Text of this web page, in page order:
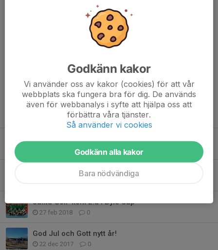
Alla gedigna åskådare som tog sig ner till Enstaberga
GoIF lördagen den 7/5 tyckte nog denna match var riktigt härlig
med det fina vädret som vi hade,...
Läs mer
Virtuella biljetter
0
Start av fotbollsskola och nya lag!
Julita GoIF kom 2:a i Byle Cup
27 feb 2018 0
God Jul och Gott nytt år!
22 dec 2017 0
Godkänn kakor
Vi använder oss av kakor (cookies) för att vår
webbplats ska fungera bra för dig. De används
även för webbanalys i syfte att hjälpa oss att
förbättra våra tjänster.
Så använder vi cookies
Godkänn alla kakor
Bara nödvändiga